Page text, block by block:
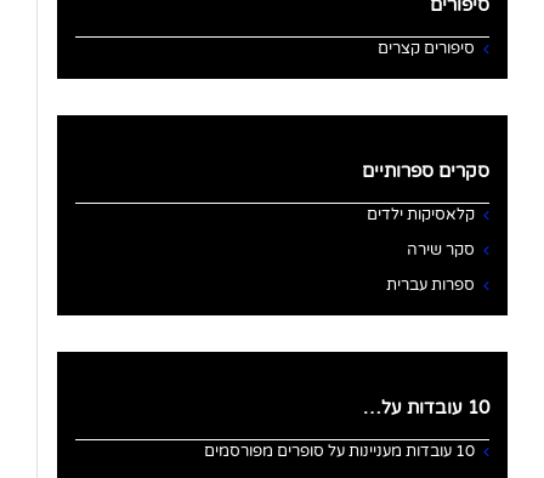
סיפורים
סיפורים קצרים
סקרים ספרותיים
קלאסיקות ילדים
סקר שירה
ספרות עברית
10 עובדות על…
10 עובדות מעניינות על סופרים מפורסמים